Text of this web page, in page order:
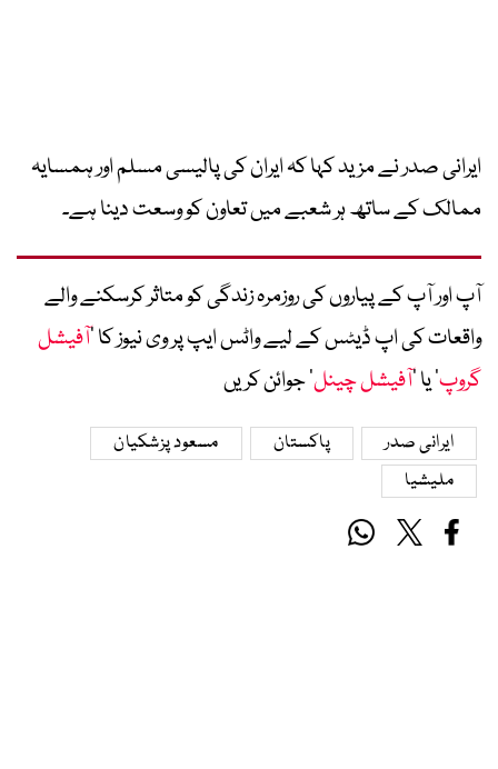
ایرانی صدر نے مزید کہا کہ ایران کی پالیسی مسلم اور ہمسایہ
ممالک کے ساتھ ہر شعبے میں تعاون کو وسعت دینا ہے۔
آپ اور آپ کے پیاروں کی روزمرہ زندگی کو متاثر کرسکنے والے
واقعات کی اپ ڈیٹس کے لیے واٹس ایپ پر وی نیوز کا ’آفیشل
گروپ‘ یا ’آفیشل چینل‘ جوائن کریں
ایرانی صدر پاکستان
مسعود پزشکیان
ملیشیا